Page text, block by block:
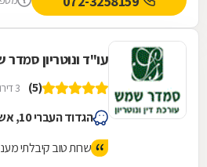
עו"ד ונוטריון
(5) 3 דירוגים
הגדוד העברי 10, אשקלון
שרות טוב קיבלתי